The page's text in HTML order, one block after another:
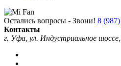
Остались вопросы - Звони! 8
Контакты
г. Уфа, ул. Индустриальное